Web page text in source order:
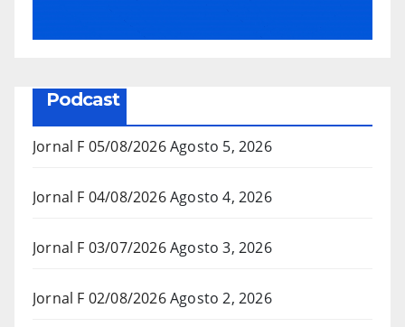
Podcast
Jornal F 05/08/2026Agosto 5, 2026
Jornal F 04/08/2026Agosto 4, 2026
Jornal F 03/07/2026Agosto 3, 2026
Jornal F 02/08/2026Agosto 2, 2026